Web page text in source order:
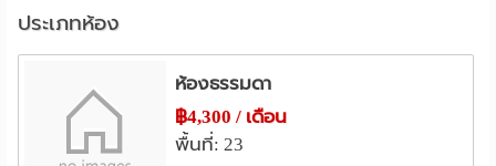
ลาดพร้าว ห้องพัก พหลโยธิน
THE BLISS RATCHADA ( Apartment in Bangkok )
Newly Decorated Rooms for Rent 45 minutes to Airport
สถานศึกษา
2.8 กม. รร.สารวิทยา
ม.เกษตร บางเขน 3.0 กม. ม.ศรีปทุม
รร.สตรีวิทยา 2 3.8 กม.
ประเภทห้อง
ห้องธรรมดา
฿4,300 / เดือน
พื้นที่: 23